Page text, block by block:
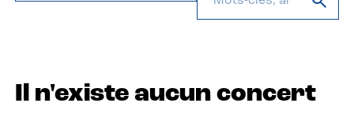
Il n'existe aucun concert